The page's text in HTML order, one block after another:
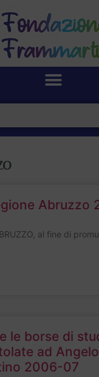
Abruzzo
al fine di
le borse di
ad Angelo
2006-07